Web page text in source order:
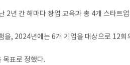
년 간 해마다 창업 교육과 총 4개 스타트
, 2024년에는 6개 기업을 대상으로 12
목표로 정했다.